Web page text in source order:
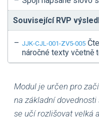
Související RVP
JJK-CJL-001-ZV5-005
náročné texty včetně
Modul je určen pro
na základní
se učí rozlišovat velká